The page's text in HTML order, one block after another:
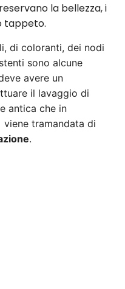
la bellezza, i
tappeto.
di coloranti, dei nodi
sono alcune
avere un
il lavaggio di
antica che in
tramandata di
.